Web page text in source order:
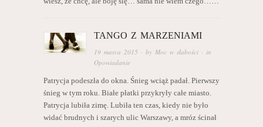
TANGO Z MARZENIAMI
19 marca 2015 · byMoc w słabości · in
Opowiadanie
Patrycja podeszła do okna. Śnieg wciąż padał. Pierwszy
śnieg w tym roku. Białe płatki przykryły całe miasto.
Patrycja lubiła zimę. Lubiła ten czas, kiedy nie było
widać brudnych i szarych ulic Warszawy, a mróz ścinał